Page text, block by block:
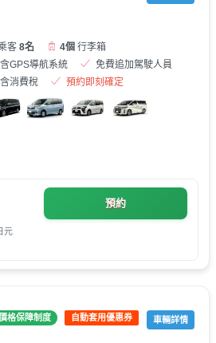
客8名 4個 行李箱
含GPS導航系統
免費追加駕駛人員
含消費稅
預約即刻確定
元
預約
格保障制度 自動套用優惠券 車輛詳情